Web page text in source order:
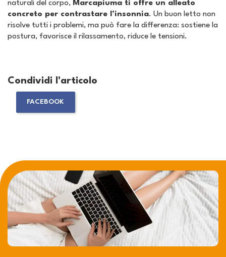
naturali del corpo, Marcapiuma ti offre un alleato
concreto per contrastare l’insonnia. Un buon letto non
risolve tutti i problemi, ma può fare la differenza: sostiene la
postura, favorisce il rilassamento, riduce le tensioni.
Condividi l'articolo
FACEBOOK